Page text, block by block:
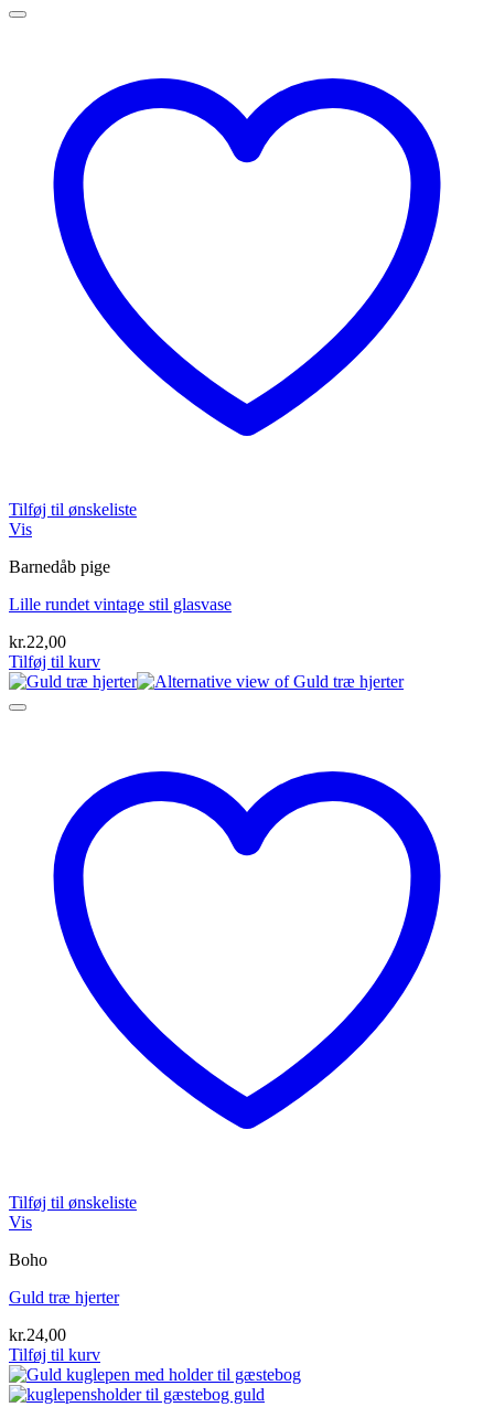
Tilføj til ønskeliste
Vis
Barnedåb pige
Lille rundet vintage stil glasvase
kr.22,00
Tilføj til kurv
Tilføj til ønskeliste
Vis
Boho
Guld træ hjerter
kr.24,00
Tilføj til kurv